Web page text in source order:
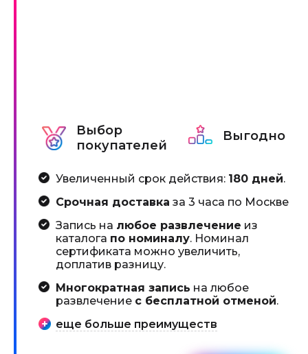
Выбор
покупателей
Выгодно
Увеличенный срок действия: 180 дней.
Срочная доставка за 3 часа по Москве
Запись на любое развлечение из
каталога по номиналу. Номинал
сертификата можно увеличить,
доплатив разницу.
Многократная запись на любое
развлечение с бесплатной отменой.
еще больше преимуществ